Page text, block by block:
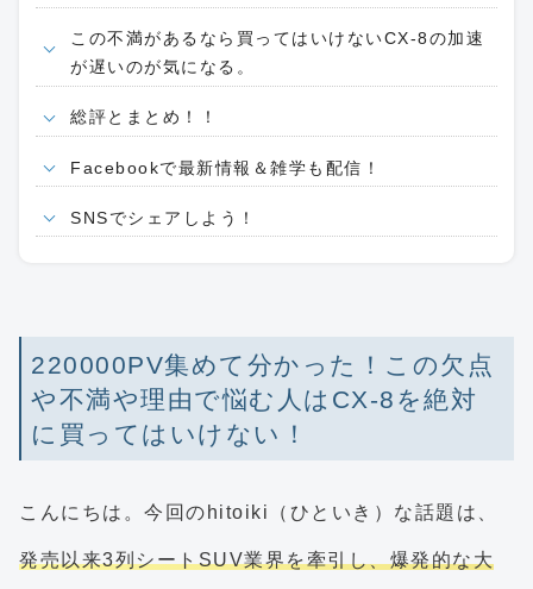
この不満があるなら買ってはいけないCX-8の加速
が遅いのが気になる。
総評とまとめ！！
Facebookで最新情報＆雑学も配信！
SNSでシェアしよう！
220000PV集めて分かった！この欠点
や不満や理由で悩む人はCX-8を絶対
に買ってはいけない！
こんにちは。今回のhitoiki（ひといき）な話題は、
発売以来3列シートSUV業界を牽引し、爆発的な大